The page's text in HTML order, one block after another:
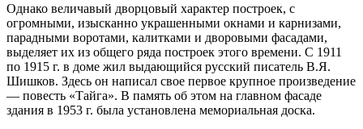
Однако величавый дворцовый характер построек, с
огромными, изысканно украшенными окнами и карнизами,
парадными воротами, калитками и дворовыми фасадами,
выделяет их из общего ряда построек этого времени. С 1911
по 1915 г. в доме жил выдающийся русский писатель В.Я.
Шишков. Здесь он написал свое первое крупное произведение
— повесть «Тайга». В память об этом на главном фасаде
здания в 1953 г. была установлена мемориальная доска.